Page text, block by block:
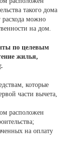
такого дома
расхода можно
на дом.
по целевым
жилья,
.
которые
части вычета,
расположен
на оплату